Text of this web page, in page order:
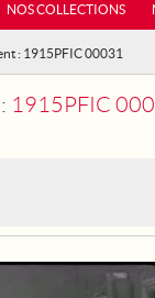
NOS COLLECTIONS
: 1915PFIC 00031
1915PFIC